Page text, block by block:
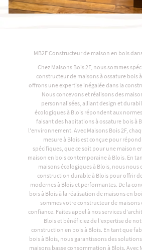
MB2F Constructeur de maison en bois
Chez Maisons Bois 2F, nous sommes
constructeur de maisons à ossature bois
offrons une expertise inégalée dans la
Nous concevons et réalisons des
personnalisées, alliant design et
écologiques à Blois répondent aux
faisant des habitations à ossature bois à
l'environnement. Avec Maisons Bois 2F,
mesure à Blois est conçue pour
spécifiques, que ce soit pour une maison
maison en bois contemporaine à Blois. En
maisons écologiques à Blois, nous nous
construction durable à Blois pour offrir
modernes à Blois et performantes. De la
bois à Blois à la réalisation de maisons en
sommes votre constructeur de maisons
confiance. Faites appel à nos services
Blois et bénéficiez de l'expertise de
construction en bois à Blois. En tant que
bois à Blois, nous garantissons des
maisons basse consommation à Blois. Avec